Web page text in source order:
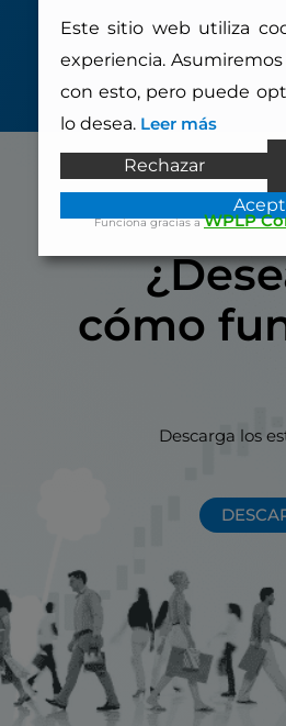
cómo
Descarga los
Este sitio web utiliza
experiencia.
con esto, pero puede
lo desea. Leer más
Rechazar
Funciona gracias aWPLP